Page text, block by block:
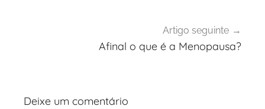
Artigo seguinte
Afinal o que é a Menopausa?
Deixe um comentário